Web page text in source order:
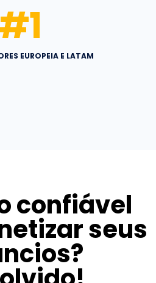
EUROPEIA E LATAM
1
confiável
seus